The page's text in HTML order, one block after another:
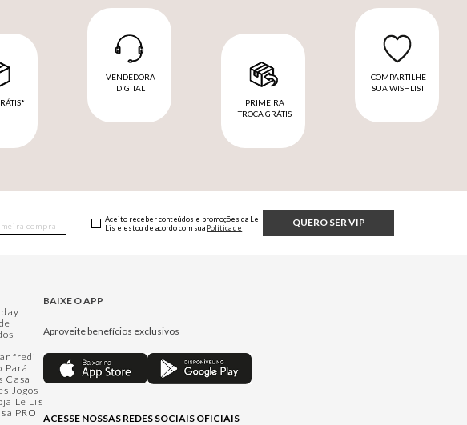
VENDEDORA
DIGITAL
PRIMEIRA
TROCA GRÁTIS
COMPARTILHE
SUA WISHLIST
QUERO SER VIP
Aceito receber conteúdos e promoções da Le
Lis e estou de acordo com sua Política de
Pará
Casa
Jogos
Le Lis
PRO
BAIXE O APP
Aproveite benefícios exclusivos
ACESSE NOSSAS REDES SOCIAIS OFICIAIS